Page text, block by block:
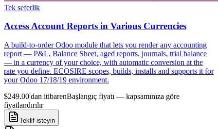
Tek seferlik
Access Account Reports in Various Currencies
A build-to-order Odoo module that lets you render any accounting
report — P&L, Balance Sheet, aged reports, journals, trial balance
— in a currency of your choice, with automatic conversion at the
rate you define. ECOSIRE scopes, builds, installs and supports it for
your Odoo 17/18/19 environment.
$249.00'dan itibarenBaşlangıç fiyatı — kapsamınıza göre
fiyatlandırılır
Teklif isteyin